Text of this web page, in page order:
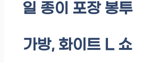
일 종이 포장 봉투
가방, 화이트 L 쇼